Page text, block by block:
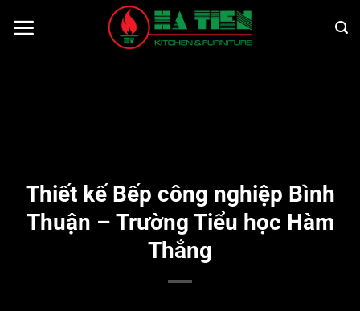
qua
Thiết kế Bếp công nghiệp Bình
Thuận – Trường Tiểu học Hàm
Thắng